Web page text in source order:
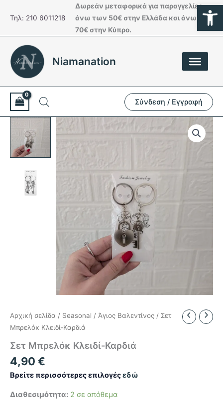
στοΤηλ: 210 6011218
Δωρεάν μεταφορικά για παραγγελίες
άνω των 50€ στην Ελλάδα και άνω των
70€ στην Κύπρο.
Niamanation
Σύνδεση / Εγγραφή
Αρχική σελίδα / Seasonal / Άγιος Βαλεντίνος / Σετ
Μπρελόκ Κλειδί-Καρδιά
Σετ Μπρελόκ Κλειδί-Καρδιά
4,90 €
Βρείτε περισσότερες επιλογέςεδώ
Διαθεσιμότητα: 2 σε απόθεμα